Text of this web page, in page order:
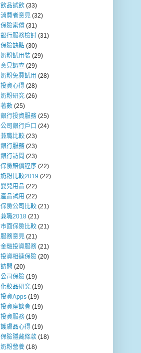
飲品試飲 (33)
消費者意見 (32)
保險索償 (31)
銀行服務檢討 (31)
保險缺點 (30)
奶粉試用裝 (29)
意見調查 (29)
奶粉免費試用 (28)
投資心得 (28)
奶粉研究 (26)
著數 (25)
銀行投資服務 (25)
公司銀行戶口 (24)
兼職比較 (23)
銀行服務 (23)
銀行訪問 (23)
保險賠償程序 (22)
奶粉比較2019 (22)
嬰兒用品 (22)
產品試用 (22)
保險公司比較 (21)
兼職2018 (21)
市面保險比較 (21)
服務意見 (21)
金融投資服務 (21)
投資相連保險 (20)
訪問 (20)
公司保險 (19)
化妝品研究 (19)
投資Apps (19)
投資座談會 (19)
投資服務 (19)
護膚品心得 (19)
保險隱藏條款 (18)
奶粉營養 (18)